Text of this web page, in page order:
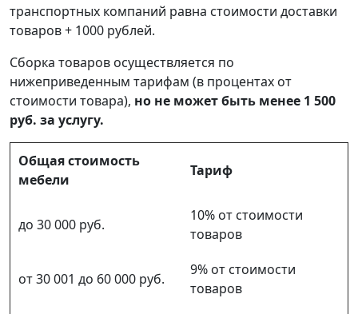
транспортных компаний равна стоимости доставки
товаров + 1000 рублей.
Сборка товаров осуществляется по
нижеприведенным тарифам (в процентах от
стоимости товара), но не может быть менее 1 500
руб. за услугу.
Общая стоимость
мебели
Тариф
до 30 000 руб.
10% от стоимости
товаров
от 30 001 до 60 000 руб.
9% от стоимости
товаров